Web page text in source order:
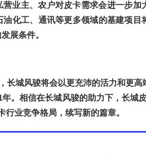
业主、农户对皮卡需求会进一步加
化工、通讯等更多领域的基建项目
展条件。
长城风骏将会以更充沛的活力和更
。相信在长城风骏的助力下，长城
业竞争格局，续写新的篇章。